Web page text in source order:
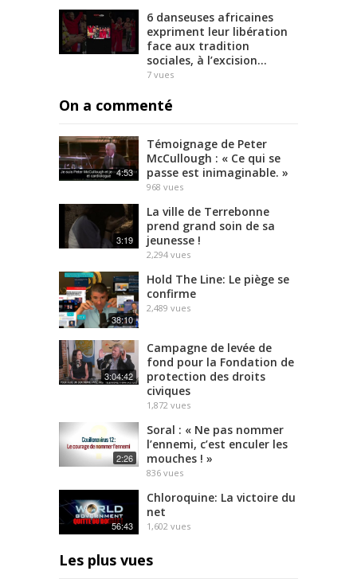
6 danseuses africaines
expriment leur libération
face aux tradition
sociales, à l’excision…
7 vues
On a commenté
4:53
Témoignage de Peter
McCullough : « Ce qui se
passe est inimaginable. »
968 vues
3:19
La ville de Terrebonne
prend grand soin de sa
jeunesse !
2,294 vues
38:10
Hold The Line: Le piège se
confirme
2,489 vues
3:04:42
Campagne de levée de
fond pour la Fondation de
protection des droits
civiques
1,872 vues
2:26
Soral : « Ne pas nommer
l’ennemi, c’est enculer les
mouches ! »
836 vues
56:43
Chloroquine: La victoire du
net
1,602 vues
Les plus vues